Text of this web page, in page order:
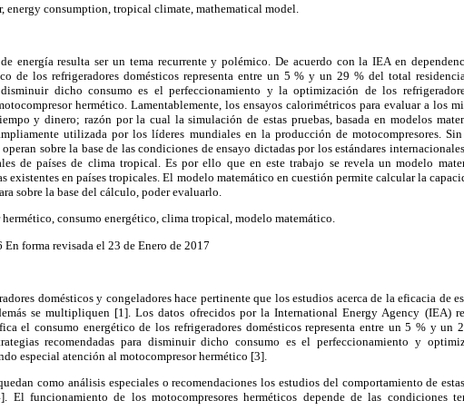
energy consumption, tropical climate, mathematical model.
energía resulta ser un tema recurrente y polémico. De acuerdo con la IEA en
de los refrigeradores domésticos representa entre un 5 % y un 29 % del total
disminuir dicho consumo es el perfeccionamiento y la optimización de los
hermético. Lamentablemente, los ensayos calorimétricos para evaluar a los
y dinero; razón por la cual la simulación de estas pruebas, basada en modelos
utilizada por los líderes mundiales en la producción de motocompresores.
sobre la base de las condiciones de ensayo dictadas por los estándares
de países de clima tropical. Es por ello que en este trabajo se revela un modelo
existentes en países tropicales. El modelo matemático en cuestión permite calcular la
sobre la base del cálculo, poder evaluarlo.
consumo energético, clima tropical, modelo matemático.
forma revisada el 23 de Enero de 2017
domésticos y congeladores hace pertinente que los estudios acerca de la eficacia de
se multipliquen [1]. Los datos ofrecidos por la International Energy Agency (IEA)
el consumo energético de los refrigeradores domésticos representa entre un 5 % y un
recomendadas para disminuir dicho consumo es el perfeccionamiento y
especial atención al motocompresor hermético [3].
como análisis especiales o recomendaciones los estudios del comportamiento de
El funcionamiento de los motocompresores herméticos depende de las condiciones